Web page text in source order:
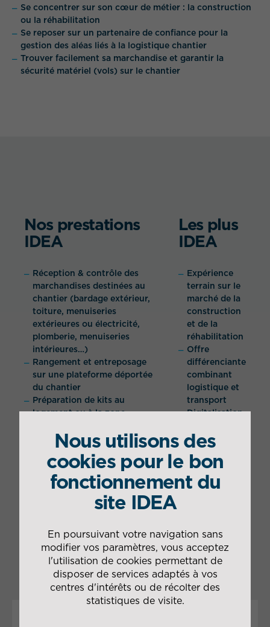
Se concentrer sur son cœur de métier : la construction
ou la réhabilitation
Se reposer sur un partenaire de confiance pour la
gestion des aléas liés à la logistique chantier
Trouver facilement sa marchandise et garantir la
sécurité matériel (vols) sur le chantier
Nos prestations
IDEA
Réception & contrôle des
marchandises destinées au
chantier (bardage extérieur,
toiture, menuiseries
extérieures ou électricité,
plomberie, menuiseries
intérieures…)
Rangement et entreposage
sur une plateforme déportée
du chantier
Préparation de kits au
logement ou à la zone
Livraison des kits sur chantier
(logistique horizontale) en
juste à temps avec moyens
adaptés
Acheminement des kits
jusqu’au logement (logistique
surplus ou déchets issus du
chantier)
Les plus
IDEA
Expérience
terrain sur le
marché de la
construction
et de la
réhabilitation
Offre
différenciante
combinant
logistique et
transport
Digitalisation
monitoring
des données
Nous utilisons des
cookies pour le bon
fonctionnement du
site IDEA
En poursuivant votre navigation sans
modifier vos paramètres, vous acceptez
l'utilisation de cookies permettant de
disposer de services adaptés à vos
centres d'intérêts ou de récolter des
statistiques de visite.